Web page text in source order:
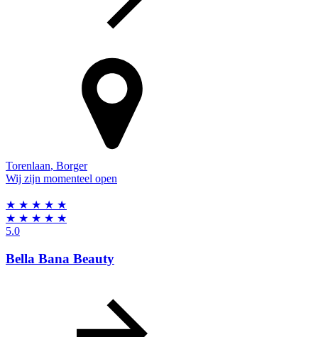
Torenlaan, Borger
Wij zijn momenteel open
★ ★ ★ ★ ★
★ ★ ★ ★ ★
5.0
Bella Bana Beauty